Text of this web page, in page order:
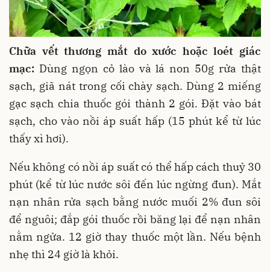
Chữa vết thương mắt do xước hoặc loét giác
mạc: Dùng ngọn cỏ lào và lá non 50g rửa thật
sạch, giã nát trong cối chày sạch. Dùng 2 miếng
gạc sạch chia thuốc gói thành 2 gói. Đặt vào bát
sạch, cho vào nồi áp suất hấp (15 phút kể từ lúc
thấy xì hơi).
Nếu không có nồi áp suất có thể hấp cách thuỷ 30
phút (kể từ lúc nước sôi đến lúc ngừng đun). Mắt
nạn nhân rửa sạch bằng nước muối 2% đun sôi
để nguôi; đắp gói thuốc rồi băng lại để nạn nhân
nằm ngửa. 12 giờ thay thuốc một lần. Nếu bệnh
nhẹ thì 24 giờ là khỏi.